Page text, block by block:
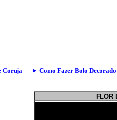
Coruja ► Como Fazer Bolo Decorado
FLOR